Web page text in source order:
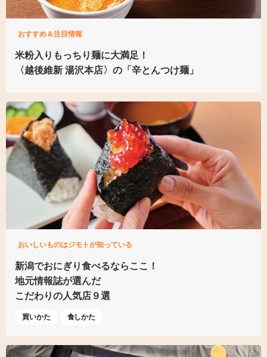
おすすめ＆注目情報
米粉入り もっちり麺に大満足！
〈越後維新 湯沢本店〉の 「辛とんつけ麺」
おいしいものはジモトが知っている
新潟でおにぎり食べるならここ！
地元情報誌が選んだ
こだわりの人気店９選
買いかた 食しかた